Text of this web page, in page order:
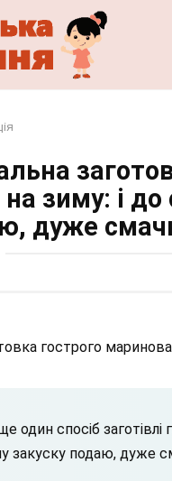
зиму: і до
дуже
гострого
один спосіб
закуску подаю, дуже